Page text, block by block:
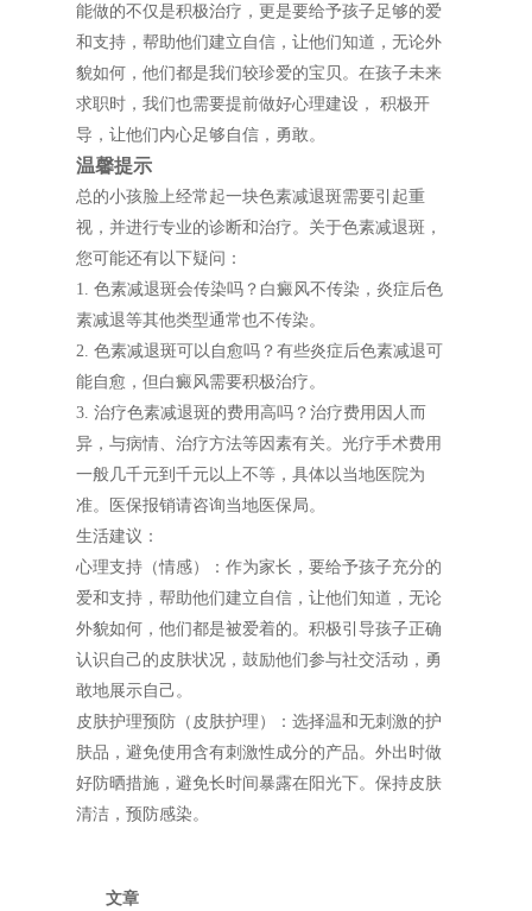
能做的不仅是积极治疗，更是要给予孩子足够的爱
和支持，帮助他们建立自信，让他们知道，无论外
貌如何，他们都是我们较珍爱的宝贝。在孩子未来
求职时，我们也需要提前做好心理建设， 积极开
导，让他们内心足够自信，勇敢。
温馨提示
总的小孩脸上经常起一块色素减退斑需要引起重
视，并进行专业的诊断和治疗。关于色素减退斑，
您可能还有以下疑问：
1. 色素减退斑会传染吗？白癜风不传染，炎症后色
素减退等其他类型通常也不传染。
2. 色素减退斑可以自愈吗？有些炎症后色素减退可
能自愈，但白癜风需要积极治疗。
3. 治疗色素减退斑的费用高吗？治疗费用因人而
异，与病情、治疗方法等因素有关。光疗手术费用
一般几千元到千元以上不等，具体以当地医院为
准。医保报销请咨询当地医保局。
生活建议：
心理支持（情感）：作为家长，要给予孩子充分的
爱和支持，帮助他们建立自信，让他们知道，无论
外貌如何，他们都是被爱着的。积极引导孩子正确
认识自己的皮肤状况，鼓励他们参与社交活动，勇
敢地展示自己。
皮肤护理预防（皮肤护理）：选择温和无刺激的护
肤品，避免使用含有刺激性成分的产品。外出时做
好防晒措施，避免长时间暴露在阳光下。保持皮肤
清洁，预防感染。
文章